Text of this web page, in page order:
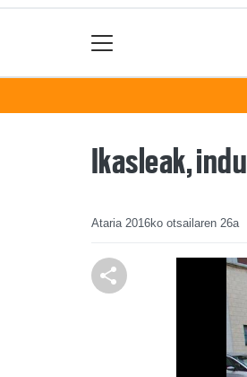
Ikasleak,
Ataria 2016ko otsailaren 26a